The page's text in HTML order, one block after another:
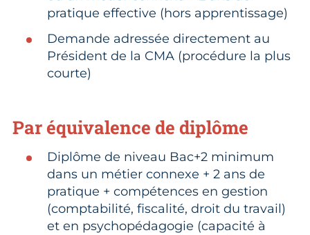
pratique effective (hors apprentissage)
Demande adressée directement au
Président de la CMA (procédure la plus
courte)
Par équivalence de diplôme
Diplôme de niveau Bac+2 minimum
dans un métier connexe + 2 ans de
pratique + compétences en gestion
(comptabilité, fiscalité, droit du travail)
et en psychopédagogie (capacité à